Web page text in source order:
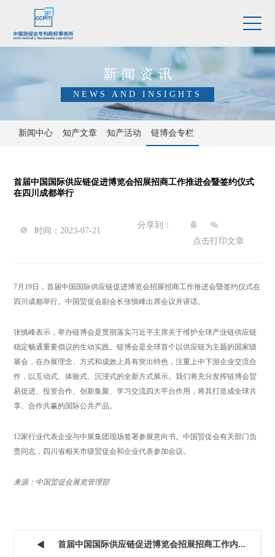
新闻资讯
NEWS AND INSIGHTS
新闻中心 知产文章 知产活动 链博会专栏
首届中国国际供应链促进博览会招展招商工作推进会暨签约仪式
在四川成都举行
 时间：2023-07-21
分享到：  
点击打印文章
7月19日，首届中国国际供应链促进博览会招展招商工作推进会暨签约仪式在
四川成都举行。中国贸促会副会长张慎峰出席会议并讲话。
张慎峰表示，举办链博会是贯彻落实习近平主席关于维护全球产业链供应链
稳定畅通重要倡议的生动实践。链博会是全球首个以供应链为主题的国家级
展会，在办展理念、方式和成效上具有突出特色，注重上中下游企业交流合
作，以互动式、体验式、沉浸式的全新方式展示。我们将充分发挥链博会贸
易促进、投资合作、创新集聚、学习交流四大平台作用，将其打造成全球共
享、合作共赢的国际公共产品。
12家行业代表企业与中展集团现场签署参展意向书。中国贸促会有关部门负
责同志，四川省相关市级贸促会和企业代表参加会议。
来源：中国贸促会展览管理部
 首届中国国际供应链促进博览会招展招商工作内...